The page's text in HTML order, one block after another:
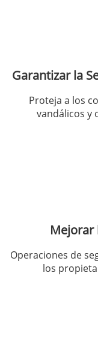
Garantizar la
Proteja a los
vandálicos y
Mejorar
Operaciones de
los